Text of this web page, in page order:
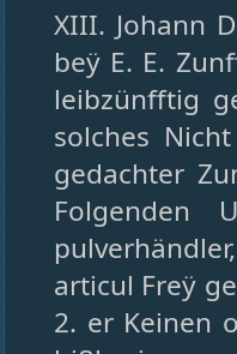
XIII. Johann
beÿ E. E.
leibzünfftig
solches
gedachter
Folgenden
articul Freÿ
2. er Keinen